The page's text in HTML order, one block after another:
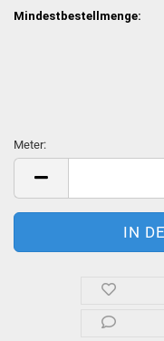
Mindestbestellmenge:
Meter:
Meter